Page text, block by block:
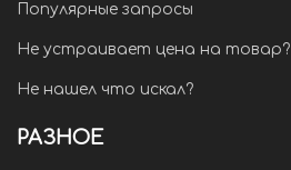
Популярные запросы
Не устраивает цена на товар?
Не нашел что искал?
РАЗНОЕ